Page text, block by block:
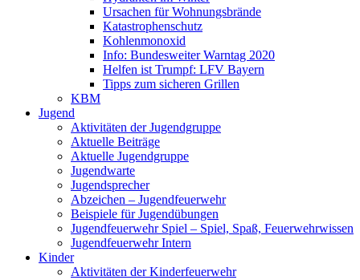
Ursachen für Wohnungsbrände
Katastrophenschutz
Kohlenmonoxid
Info: Bundesweiter Warntag 2020
Helfen ist Trumpf: LFV Bayern
Tipps zum sicheren Grillen
KBM
Jugend
Aktivitäten der Jugendgruppe
Aktuelle Beiträge
Aktuelle Jugendgruppe
Jugendwarte
Jugendsprecher
Abzeichen – Jugendfeuerwehr
Beispiele für Jugendübungen
Jugendfeuerwehr Spiel – Spiel, Spaß, Feuerwehrwissen
Jugendfeuerwehr Intern
Kinder
Aktivitäten der Kinderfeuerwehr